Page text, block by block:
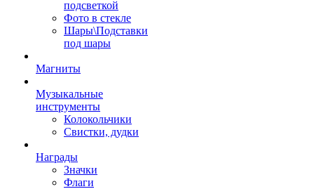
подсветкой
Фото в стекле
Шары\Подставки
под шары
Магниты
Музыкальные
инструменты
Колокольчики
Свистки, дудки
Награды
Значки
Флаги